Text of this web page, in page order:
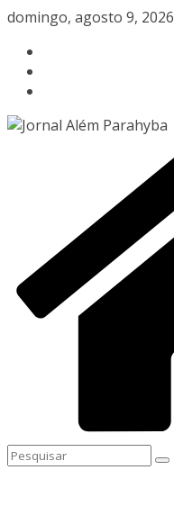
Pular
conteúdo
domingo, agosto 9, 2026